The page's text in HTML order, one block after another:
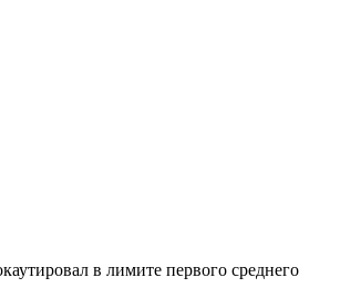
в лимите первого среднего